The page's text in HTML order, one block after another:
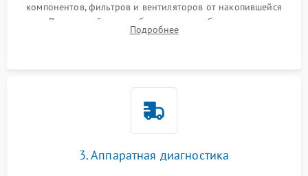
компонентов, фильтров и вентиляторов от накопившейся
пыли. Визуальный осмотр блока питания, балласта лампы и
материнской платы на наличие прогаров или вздутых
Подробнее
3. Аппаратная диагностика